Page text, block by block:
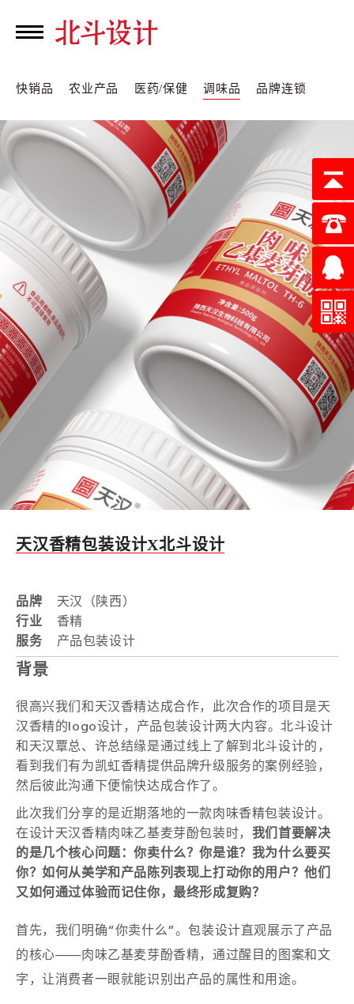
快销品 农业产品 医药/保健 调味品 品牌连锁
天汉香精包装设计X北斗设计
品牌 天汉（陕西）
行业 香精
服务 产品包装设计
背景
很高兴我们和天汉香精达成合作，此次合作的项目是天
汉香精的logo设计，产品包装设计两大内容。北斗设计
和天汉覃总、许总结缘是通过线上了解到北斗设计的，
看到我们有为凯虹香精提供品牌升级服务的案例经验，
然后彼此沟通下便愉快达成合作了。
此次我们分享的是近期落地的一款 肉味香精包装设计。
在设计天汉香精肉味乙基麦芽酚包装时， 我们首要解决
的是几个核心问题：你卖什么？你是谁？我为什么要买
你？如何从美学和产品陈列表现上打动你的用户？他们
又如何通过体验而记住你，最终形成复购？
首先，我们明确“你卖什么”。包装设计直观展示了产品
的核心——肉味乙基麦芽酚香精，通过醒目的图案和文
字，让消费者一眼就能识别出产品的属性和用途。